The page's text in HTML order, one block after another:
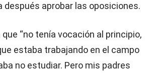
después aprobar las oposiciones.
“no tenía vocación al principio,
estaba trabajando en el campo
no estudiar. Pero mis padres